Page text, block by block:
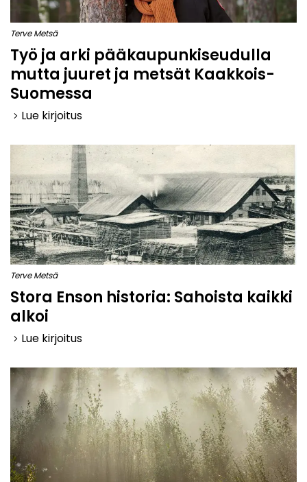
Terve Metsä
Työ ja arki pääkaupunkiseudulla
mutta juuret ja metsät Kaakkois-
Suomessa
keyboard_arrow_right Lue kirjoitus
Terve Metsä
Stora Enson historia: Sahoista kaikki
alkoi
keyboard_arrow_right Lue kirjoitus